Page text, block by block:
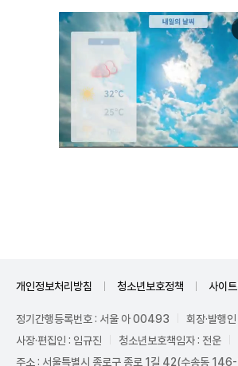
개인정보처리방침 청소년보호정책 사이
정기간행등록번호 : 서울 아 00493
회장·발행
사장·편집인 : 임규진
청소년보호책임자 : 전운
주소 : 서울특별시 종로구 종로 1길 42(수송동